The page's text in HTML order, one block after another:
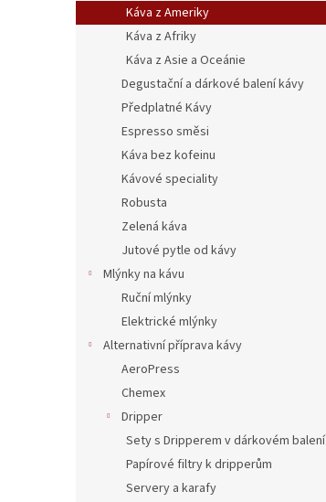
Káva z Ameriky
Káva z Afriky
Káva z Asie a Oceánie
Degustační a dárkové balení kávy
Předplatné Kávy
Espresso směsi
Káva bez kofeinu
Kávové speciality
Robusta
Zelená káva
Jutové pytle od kávy
Mlýnky na kávu
Ruční mlýnky
Elektrické mlýnky
Alternativní příprava kávy
AeroPress
Chemex
Dripper
Sety s Dripperem v dárkovém balení
Papírové filtry k dripperům
Servery a karafy